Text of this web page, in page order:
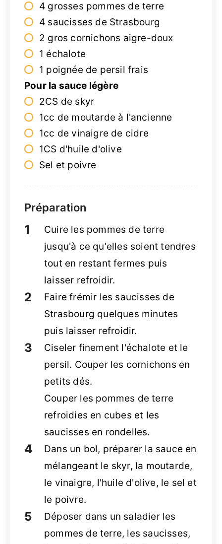
4 grosses pommes de terre
4 saucisses de Strasbourg
2 gros cornichons aigre-doux
1 échalote
1 poignée de persil frais
Pour la sauce légère
2CS de skyr
1cc de moutarde à l'ancienne
1cc de vinaigre de cidre
1CS d'huile d'olive
Sel et poivre
Préparation
Cuire les pommes de terre
jusqu'à ce qu'elles soient tendres
tout en restant fermes puis
laisser refroidir.
Faire frémir les saucisses de
Strasbourg quelques minutes
puis laisser refroidir.
Ciseler finement l'échalote et le
persil. Couper les cornichons en
petits dés.
Couper les pommes de terre
refroidies en cubes et les
saucisses en rondelles.
Dans un bol, préparer la sauce en
mélangeant le skyr, la moutarde,
le vinaigre, l'huile d'olive, le sel et
le poivre.
Déposer dans un saladier les
pommes de terre, les saucisses,